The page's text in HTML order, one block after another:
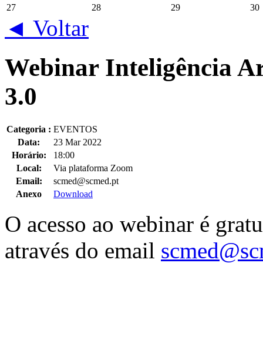
27
28 29 30
◄ Voltar
Webinar Inteligência
3.0
Categoria : EVENTOS
Data:
23 Mar 2022
Horário:
18:00
Local:
Via plataforma Zoom
Email:
scmed@scmed.pt
Anexo
Download
O acesso ao webinar é
através do email